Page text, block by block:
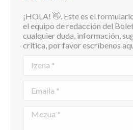
¡HOLA! 👋. Este es el
el equipo de redacción del
cualquier duda, información,
crítica, por favor escríbenos
Mezua *